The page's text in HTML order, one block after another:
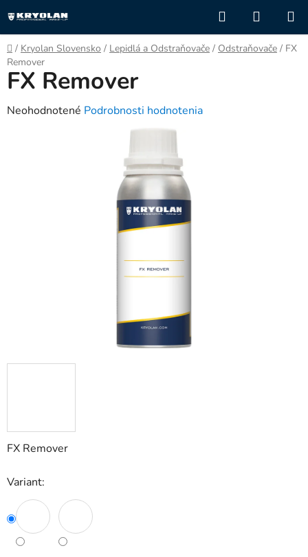
na
obsah
Hľadať
KOŠÍK
Domov
/ Kryolan Slovensko / Lepidlá a Odstraňovače / Odstraňovače / FX
Remover
FX Remover
Variant:
FX Remover
Priemerné
Neohodnotené Podrobnosti hodnotenia